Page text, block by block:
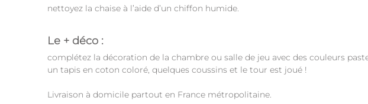
nettoyez la chaise à l’aide d’un chiffon humide.
Le + déco :
complétez la décoration de la chambre ou salle de jeu avec des couleurs
un tapis en coton coloré, quelques coussins et le tour est joué !
Livraison à domicile partout en France métropolitaine.